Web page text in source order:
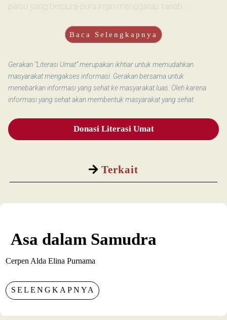
Terkait
palsu yang berpura-pura ingin menggarap tanah...
Baca Selengkapnya
Gerakan “Literasi Umat” merupakan ikhtiar untuk memudahkan
masyarakat mengakses informasi. Gerakan bersama untuk
menebarkan informasi yang sehat ke masyarakat luas. Oleh karena
informasi yang sehat akan membentuk masyarakat yang sehat.
Donasi Literasi Umat
Asa dalam Samudra
Cerpen Alda Elina Purnama
SELENGKAPNYA